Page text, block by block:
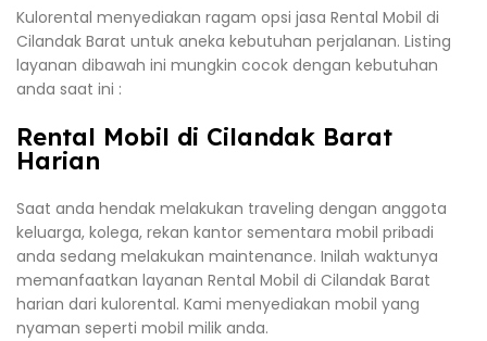
Kulorental menyediakan ragam opsi jasa Rental Mobil di
Cilandak Barat untuk aneka kebutuhan perjalanan. Listing
layanan dibawah ini mungkin cocok dengan kebutuhan
anda saat ini :
Rental Mobil di Cilandak Barat
Harian
Saat anda hendak melakukan traveling dengan anggota
keluarga, kolega, rekan kantor sementara mobil pribadi
anda sedang melakukan maintenance. Inilah waktunya
memanfaatkan layanan Rental Mobil di Cilandak Barat
harian dari kulorental. Kami menyediakan mobil yang
nyaman seperti mobil milik anda.